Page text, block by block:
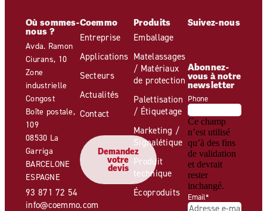
Où sommes-
nous ?
Avda. Ramon
Ciurans, 10
Zone
industrielle
Congost
Boîte postale,
109
08530 La
Garriga
BARCELONE
ESPAGNE
93 871 72 54
info@coemmo.com
Coemmo
Entreprise
Applications
Secteurs
Actualités
Contact
Demandez
votre
devis
Produits
Emballage
Matelassages
/ Matériaux
de protection
Palettisation
/ Étiquetage
Marketing /
Signalétique
Produit
technique
Écoproduits
Suivez-nous
Abonnez-
vous à notre
newsletter
Phone
Ce champ
n’est utilisé
qu’à des fins
de validation
et devrait
rester
inchangé.
Email*